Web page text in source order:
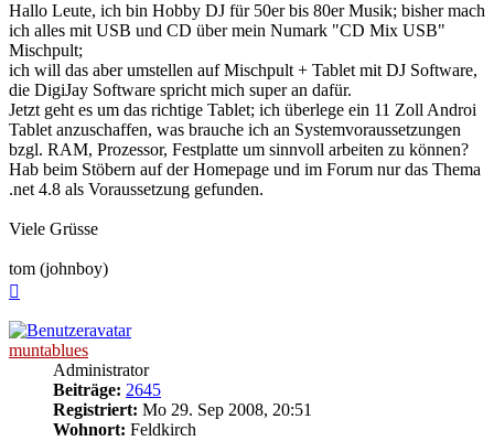
Hallo Leute, ich bin Hobby DJ für 50er bis 80er Musik; bisher mach
ich alles mit USB und CD über mein Numark "CD Mix USB"
Mischpult;
ich will das aber umstellen auf Mischpult + Tablet mit DJ Software,
die DigiJay Software spricht mich super an dafür.
Jetzt geht es um das richtige Tablet; ich überlege ein 11 Zoll Androi
Tablet anzuschaffen, was brauche ich an Systemvoraussetzungen
bzgl. RAM, Prozessor, Festplatte um sinnvoll arbeiten zu können?
Hab beim Stöbern auf der Homepage und im Forum nur das Thema
.net 4.8 als Voraussetzung gefunden.
Viele Grüsse
tom (johnboy)
muntablues
Administrator
Beiträge: 2645
Registriert: Mo 29. Sep 2008, 20:51
Wohnort: Feldkirch